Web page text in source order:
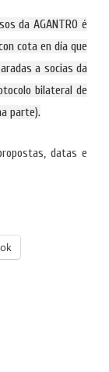
da AGANTRO é
cota en día que
a socias da
bilateral de
parte).
datas e